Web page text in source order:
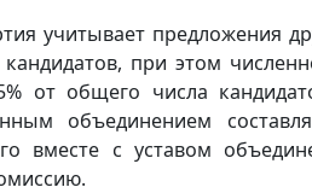
учитывает предложения
при этом
от общего числа
объединением
вместе с уставом